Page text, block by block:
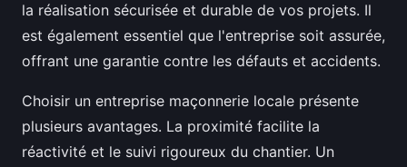
la réalisation sécurisée et durable de vos projets. Il
est également essentiel que l'entreprise soit assurée,
offrant une garantie contre les défauts et accidents.
Choisir un entreprise maçonnerie locale présente
plusieurs avantages. La proximité facilite la
réactivité et le suivi rigoureux du chantier. Un